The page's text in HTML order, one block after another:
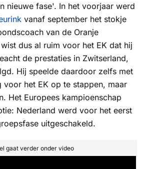
nieuwe fase'. In het voorjaar werd
vanaf september het stokje
van de Oranje
dus al ruim voor het EK dat hij
de prestaties in Zwitserland,
Hij speelde daardoor zelfs met
voor het EK op te stappen, maar
Het Europees kampioenschap
Nederland werd voor het eerst
uitgeschakeld.
gaat verder onder video